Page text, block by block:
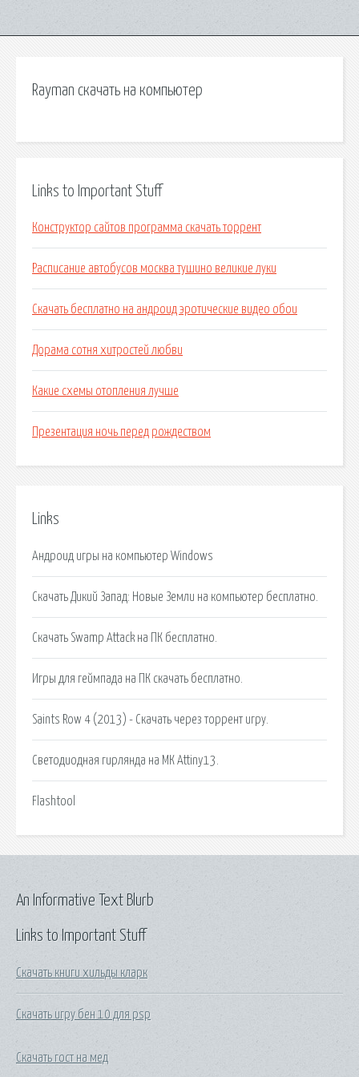
Rayman скачать на компьютер
Links to Important Stuff
Конструктор сайтов программа скачать торрент
Расписание автобусов москва тушино великие луки
Скачать бесплатно на андроид эротические видео обои
Дорама сотня хитростей любви
Какие схемы отопления лучше
Презентация ночь перед рождеством
Links
Андроид игры на компьютер Windows
Скачать Дикий Запад: Новые Земли на компьютер бесплатно.
Скачать Swamp Attack на ПК бесплатно.
Игры для геймпада на ПК скачать бесплатно.
Saints Row 4 (2013) - Скачать через торрент игру.
Светодиодная гирлянда на МК Attiny13.
Flashtool
Links to Important Stuff
Скачать книги хильды кларк
Скачать игру бен 10 для psp
Скачать гост на мед
An Informative Text Blurb